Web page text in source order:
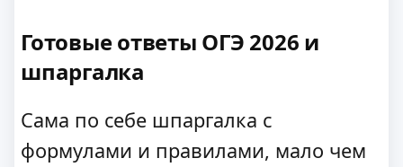
Готовые ответы ОГЭ 2026 и
шпаргалка
Сама по себе шпаргалка с
формулами и правилами, мало чем